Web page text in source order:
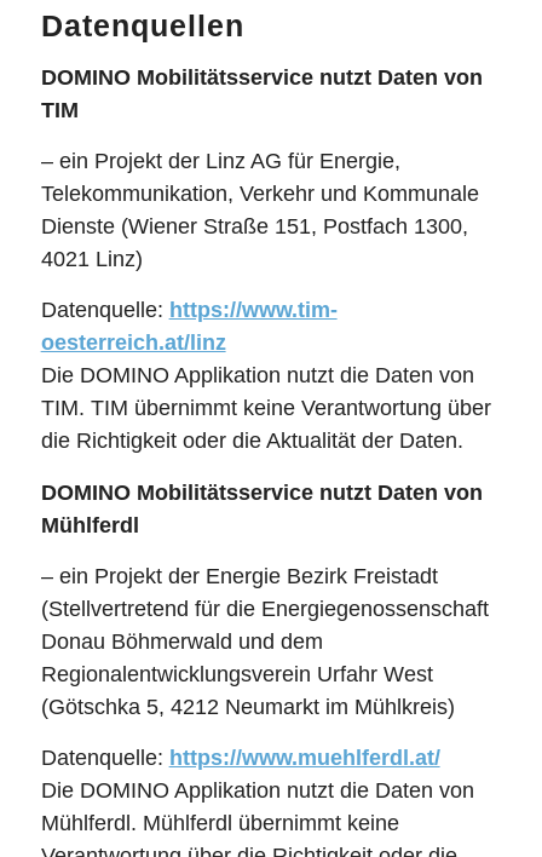
Datenquellen
DOMINO Mobilitätsservice nutzt Daten von
TIM
– ein Projekt der Linz AG für Energie,
Telekommunikation, Verkehr und Kommunale
Dienste (Wiener Straße 151, Postfach 1300,
4021 Linz)
Datenquelle: https://www.tim-
oesterreich.at/linz
Die DOMINO Applikation nutzt die Daten von
TIM. TIM übernimmt keine Verantwortung über
die Richtigkeit oder die Aktualität der Daten.
DOMINO Mobilitätsservice nutzt Daten von
Mühlferdl
– ein Projekt der Energie Bezirk Freistadt
(Stellvertretend für die Energiegenossenschaft
Donau Böhmerwald und dem
Regionalentwicklungsverein Urfahr West
(Götschka 5, 4212 Neumarkt im Mühlkreis)
Datenquelle: https://www.muehlferdl.at/
Die DOMINO Applikation nutzt die Daten von
Mühlferdl. Mühlferdl übernimmt keine